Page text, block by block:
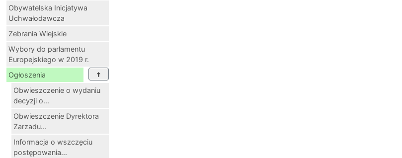
Obywatelska Inicjatywa
Uchwałodawcza
Zebrania Wiejskie
Wybory do parlamentu
Europejskiego w 2019 r.
Ogłoszenia
Obwieszczenie o wydaniu
decyzji o...
Obwieszczenie Dyrektora
Zarzadu...
Informacja o wszczęciu
postępowania...